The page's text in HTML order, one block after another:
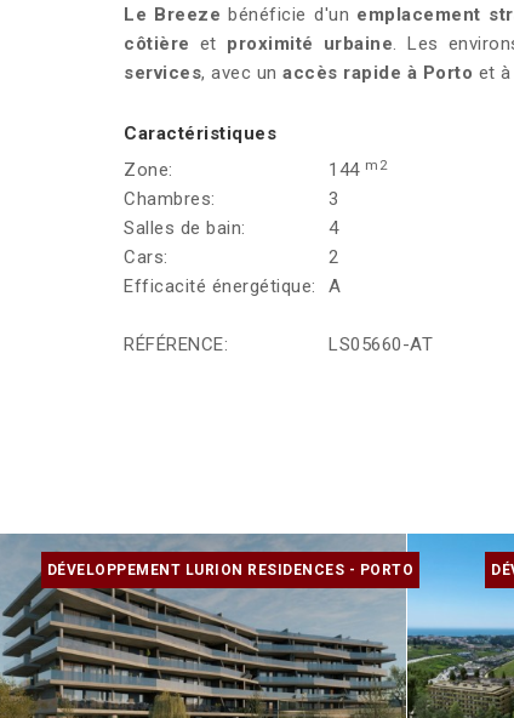
Le Breeze bénéficie d'un emplacement
côtière et proximité urbaine. Les
services, avec un accès rapide à Porto et
Caractéristiques
Zone:
144 m2
Chambres:
3
Salles de bain:
4
Cars:
2
Efficacité énergétique:
A
RÉFÉRENCE: LS05660-AT
DÉVELOPPEMENT LURION RESIDENCES - PORTO